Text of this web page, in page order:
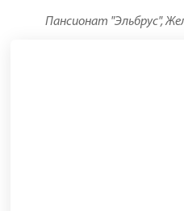
Пансионат "Эльбрус",